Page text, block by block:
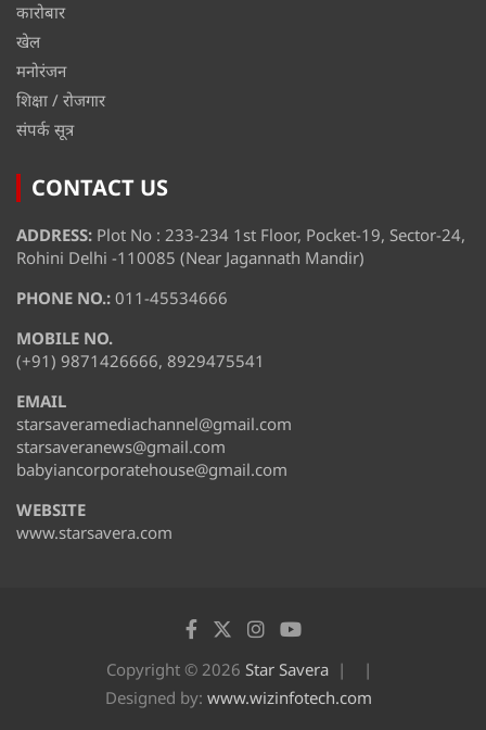
कारोबार
खेल
मनोरंजन
शिक्षा / रोजगार
संपर्क सूत्र
CONTACT US
ADDRESS: Plot No : 233-234 1st Floor, Pocket-19, Sector-24,
Rohini Delhi -110085 (Near Jagannath Mandir)
PHONE NO.: 011-45534666
MOBILE NO.
(+91) 9871426666, 8929475541
EMAIL
starsaveramediachannel@gmail.com
starsaveranews@gmail.com
babyiancorporatehouse@gmail.com
WEBSITE
www.starsavera.com
Copyright © 2026 Star Savera
Designed by: www.wizinfotech.com